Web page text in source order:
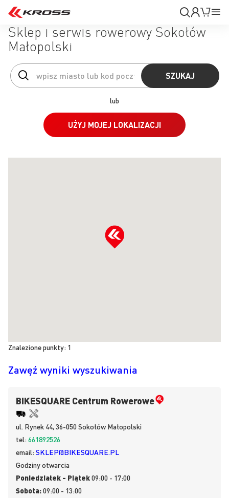
Mój
Moje
konto
Sklep i serwis rowerowy Sokołów
Małopolski
SZUKAJ
lub
UŻYJ MOJEJ LOKALIZACJI
Znalezione punkty: 1
Zawęź wyniki wyszukiwania
BIKESQUARE Centrum Rowerowe
ul. Rynek 44, 36-050 Sokołów Małopolski
tel:661892526
email:SKLEP@BIKESQUARE.PL
Godziny otwarcia
Poniedziałek - Piątek09:00 - 17:00
Sobota:09:00 - 13:00